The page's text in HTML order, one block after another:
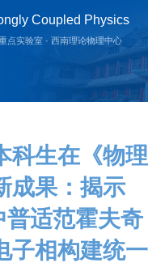
Coupled Physics
点实验室 · 西南理论物理中心
科生在《物理
成果：揭示
普适范霍夫奇
子相构建统一